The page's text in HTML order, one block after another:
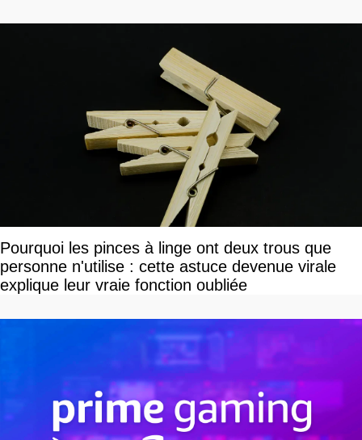
Pourquoi les pinces à linge ont deux trous que
personne n'utilise : cette astuce devenue virale
explique leur vraie fonction oubliée